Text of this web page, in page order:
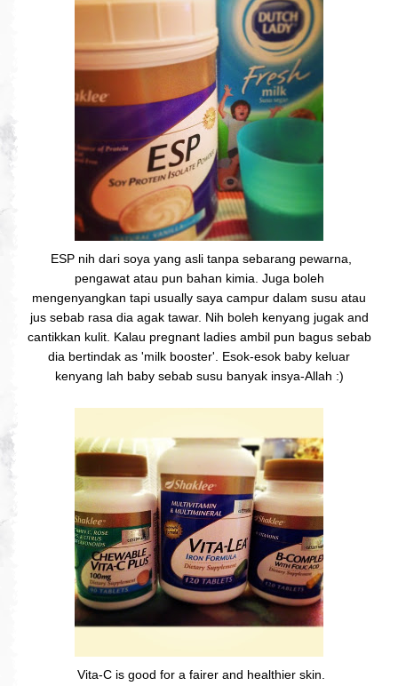
ESP nih dari soya yang asli tanpa sebarang pewarna,
pengawat atau pun bahan kimia. Juga boleh
mengenyangkan tapi usually saya campur dalam susu atau
jus sebab rasa dia agak tawar. Nih boleh kenyang jugak and
cantikkan kulit. Kalau pregnant ladies ambil pun bagus sebab
dia bertindak as 'milk booster'. Esok-esok baby keluar
kenyang lah baby sebab susu banyak insya-Allah :)
Vita-C is good for a fairer and healthier skin.